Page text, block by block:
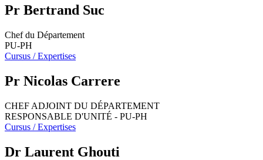
Pr Bertrand Suc
Chef du Département
PU-PH
Cursus / Expertises
Pr Nicolas Carrere
CHEF ADJOINT DU DÉPARTEMENT
RESPONSABLE D'UNITÉ - PU-PH
Cursus / Expertises
Dr Laurent Ghouti